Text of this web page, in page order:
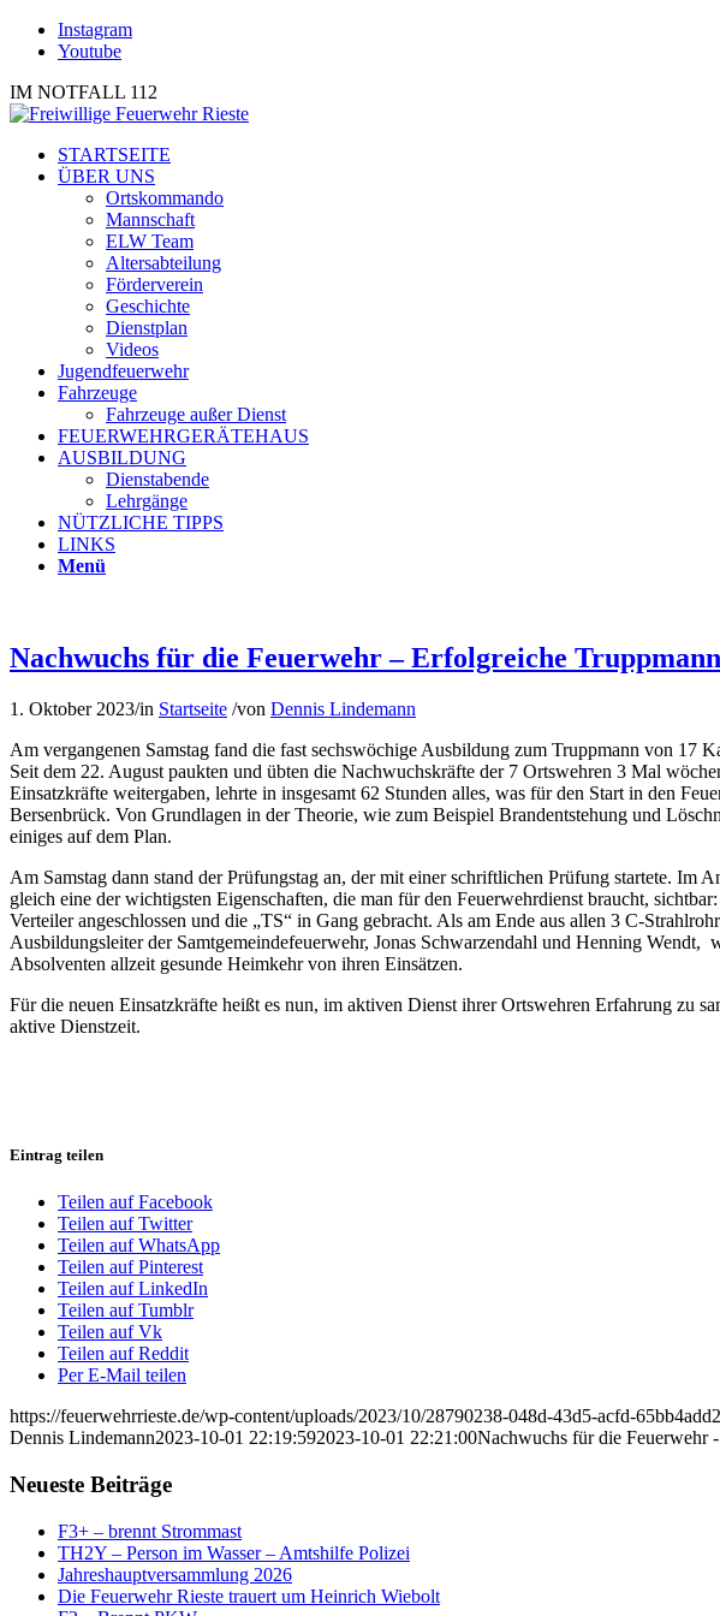
Instagram
Youtube
IM NOTFALL 112
STARTSEITE
ÜBER UNS
Ortskommando
Mannschaft
ELW Team
Altersabteilung
Förderverein
Geschichte
Dienstplan
Videos
Jugendfeuerwehr
Fahrzeuge
Fahrzeuge außer Dienst
FEUERWEHRGERÄTEHAUS
AUSBILDUNG
Dienstabende
Lehrgänge
NÜTZLICHE TIPPS
LINKS
Menü
Nachwuchs für die Feuerwehr – Erfolgreiche
1. Oktober 2023/in Startseite /von Dennis Lindemann
Am vergangenen Samstag fand die fast sechswöchige Ausbildung zum Truppmann von
Seit dem 22. August paukten und übten die Nachwuchskräfte der 7 Ortswehren 3 Mal
Einsatzkräfte weitergaben, lehrte in insgesamt 62 Stunden alles, was für den Start in den
Bersenbrück. Von Grundlagen in der Theorie, wie zum Beispiel Brandentstehung und
einiges auf dem Plan.
Am Samstag dann stand der Prüfungstag an, der mit einer schriftlichen Prüfung startete.
gleich eine der wichtigsten Eigenschaften, die man für den Feuerwehrdienst braucht,
Verteiler angeschlossen und die „TS“ in Gang gebracht. Als am Ende aus allen 3 C-
Ausbildungsleiter der Samtgemeindefeuerwehr, Jonas Schwarzendahl und Henning
Absolventen allzeit gesunde Heimkehr von ihren Einsätzen.
Für die neuen Einsatzkräfte heißt es nun, im aktiven Dienst ihrer Ortswehren Erfahrung zu
aktive Dienstzeit.
Eintrag teilen
Teilen auf Facebook
Teilen auf Twitter
Teilen auf WhatsApp
Teilen auf Pinterest
Teilen auf LinkedIn
Teilen auf Tumblr
Teilen auf Vk
Teilen auf Reddit
Per E-Mail teilen
https://feuerwehrrieste.de/wp-content/uploads/2023/10/28790238-048d-43d5-acfd-
Dennis Lindemann2023-10-01 22:19:592023-10-01 22:21:00Nachwuchs für die Feuerwehr
Neueste Beiträge
F3+ – brennt Strommast
TH2Y – Person im Wasser – Amtshilfe Polizei
Jahreshauptversammlung 2026
Die Feuerwehr Rieste trauert um Heinrich Wiebolt